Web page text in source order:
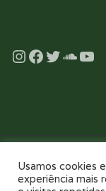
Instagram
Facebook
Twitter
Desenvolvido
Usamos cookies
experiência mais